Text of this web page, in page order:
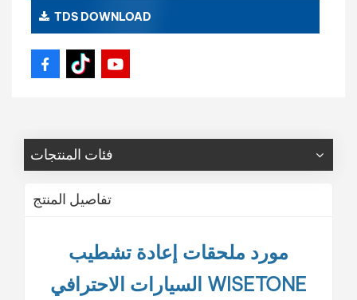
TDS DOWNLOAD
فئات المنتجات
تفاصيل المنتج
مورد ملحقات إعادة تشطيب
السيارات الاحترافي WISETONE